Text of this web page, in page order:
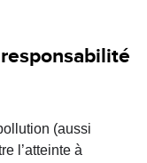
(aussi
l’atteinte à